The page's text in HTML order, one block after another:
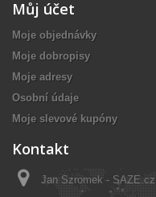
Můj účet
Moje objednávky
Moje dobropisy
Moje adresy
Osobní údaje
Moje slevové kupóny
Kontakt
Jan Szromek - SAZE.cz